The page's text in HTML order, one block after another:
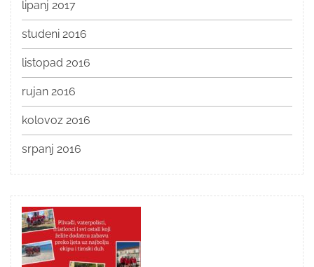
lipanj 2017
studeni 2016
listopad 2016
rujan 2016
kolovoz 2016
srpanj 2016